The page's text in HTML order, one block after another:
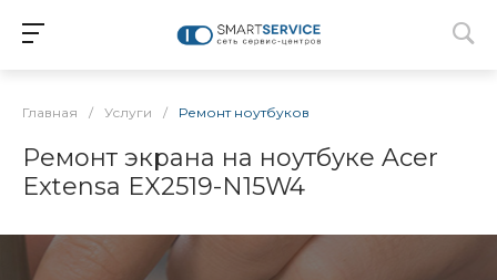
Главная / Услуги / Ремонт ноутбуков
Ремонт экрана на ноутбуке Acer
Extensa EX2519-N15W4